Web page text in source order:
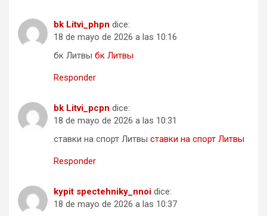
bk Litvi_phpn dice:
18 de mayo de 2026 a las 10:16
бк Литвы бк Литвы
Responder
bk Litvi_pcpn dice:
18 de mayo de 2026 a las 10:31
ставки на спорт Литвы ставки на спорт Литвы
Responder
kypit spectehniky_nnoi dice:
18 de mayo de 2026 a las 10:37